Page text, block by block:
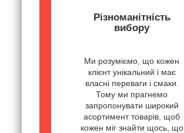
Різноманітність
вибору
Ми розуміємо, що кожен
клієнт унікальний і має
власні переваги і смаки.
Тому ми прагнемо
запропонувати широкий
асортимент товарів, щоб
кожен міг знайти щось, що